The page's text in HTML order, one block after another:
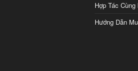
Hợp Tác Cùng
Hướng Dẫn